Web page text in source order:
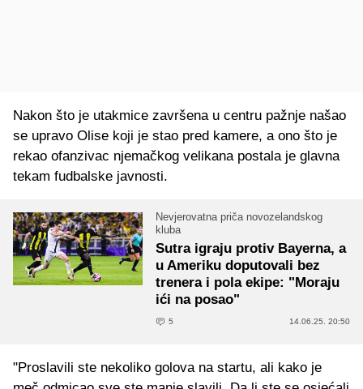
Nakon što je utakmice završena u centru pažnje našao
se upravo Olise koji je stao pred kamere, a ono što je
rekao ofanzivac njemačkog velikana postala je glavna
tekam fudbalske javnosti.
Nevjerovatna priča novozelandskog
kluba
Sutra igraju protiv Bayerna, a
u Ameriku doputovali bez
trenera i pola ekipe: "Moraju
ići na posao"
5 14.06.25. 20:50
"Proslavili ste nekoliko golova na startu, ali kako je